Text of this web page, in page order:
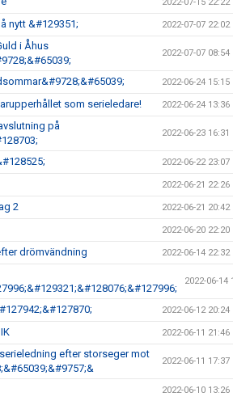
nytt &#129351; 2022-07-07 22:02
i Åhus
2022-07-07 08:54
2022-06-24 15:15
som serieledare! 2022-06-24 13:36
på
2022-06-23 16:31
2022-06-22 23:07
2022-06-21 22:26
2 2022-06-21 20:42
2022-06-20 22:20
drömvändning 2022-06-14 22:32
2022-06-14
2022-06-12 20:24
2022-06-11 21:46
efter storseger mot
2022-06-11 17:37
2022-06-10 13:26